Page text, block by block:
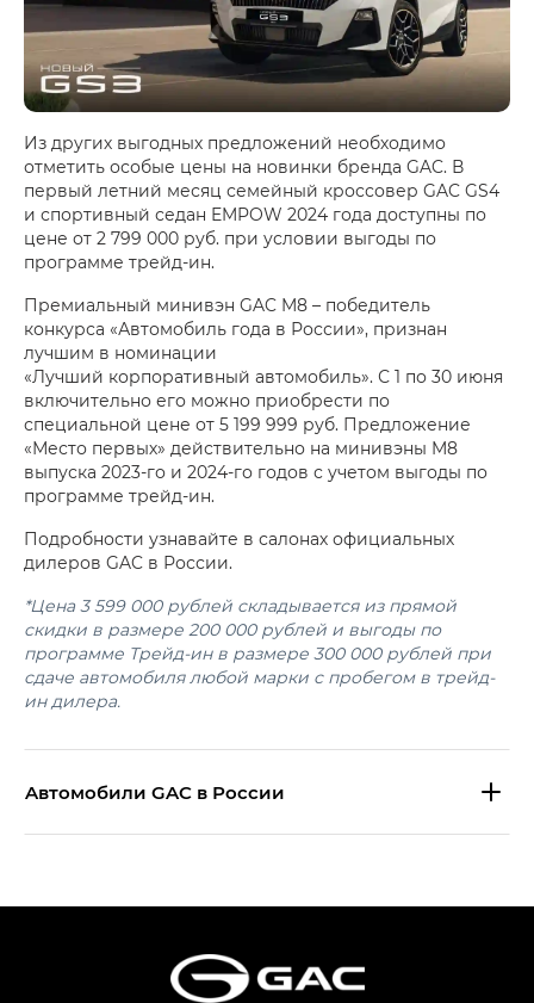
Из других выгодных предложений необходимо
отметить особые цены на новинки бренда GAC. В
первый летний месяц семейный кроссовер GAC GS4
и спортивный седан EMPOW 2024 года доступны по
цене от 2 799 000 руб. при условии выгоды по
программе трейд-ин.
Премиальный минивэн GAC M8 – победитель
конкурса «Автомобиль года в России», признан
лучшим в номинации
«Лучший корпоративный автомобиль». С 1 по 30 июня
включительно его можно приобрести по
специальной цене от 5 199 999 руб. Предложение
«Место первых» действительно на минивэны M8
выпуска 2023-го и 2024-го годов с учетом выгоды по
программе трейд-ин.
Подробности узнавайте в салонах официальных
дилеров GAC в России.
*Цена 3 599 000 рублей складывается из прямой
скидки в размере 200 000 рублей и выгоды по
программе Трейд-ин в размере 300 000 рублей при
сдаче автомобиля любой марки с пробегом в трейд-
ин дилера.
Aвтомобили GAC в России
Эс Икс ПРЕМИУМ — SX PREMIUM
S7 — Эс 7 (S7) в комплектациях
Эс Икс ПРЕМИУМ — SX PREMIUM, Эс Тэ — ST